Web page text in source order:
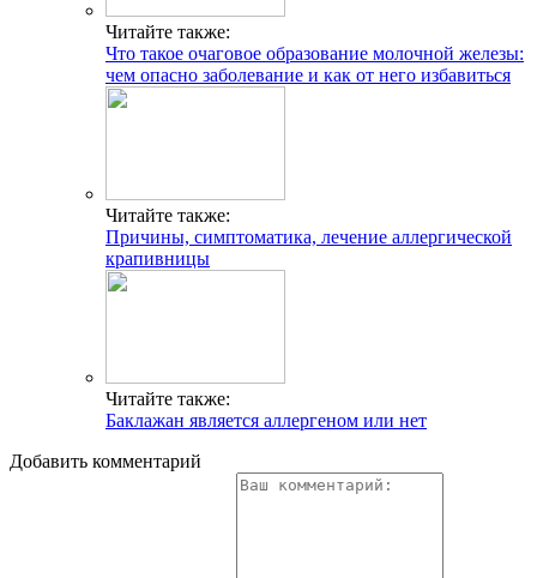
Читайте также:
Что такое очаговое образование молочной железы:
чем опасно заболевание и как от него избавиться
Читайте также:
Причины, симптоматика, лечение аллергической
крапивницы
Читайте также:
Баклажан является аллергеном или нет
Добавить комментарий